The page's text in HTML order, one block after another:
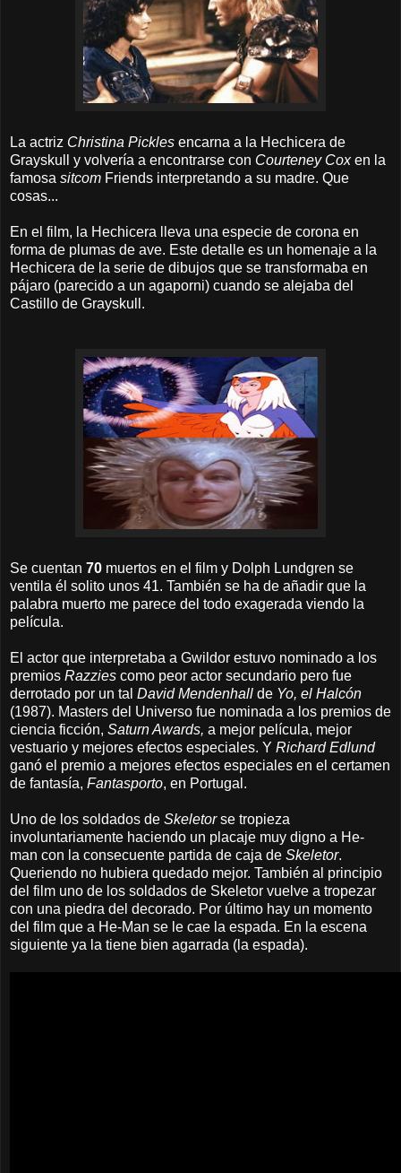
La actriz Christina Pickles encarna a la Hechicera de
Grayskull y volvería a encontrarse con Courteney Coxen la
famosa sitcom Friends interpretando a su madre. Que
cosas...
En el film, la Hechicera lleva una especie de corona en
forma de plumas de ave. Este detalle es un homenaje a la
Hechicera de la serie de dibujos que se transformaba en
pájaro (parecido a un agaporni) cuando se alejaba del
Castillo de Grayskull.
Se cuentan 70 muertos en el film y Dolph Lundgren se
ventila él solito unos 41. También se ha de añadir que la
palabra muerto me parece del todo exagerada viendo la
película.
El actor que interpretaba a Gwildor estuvo nominado a los
premios Razzies como peor actor secundario pero fue
derrotado por un tal David Mendenhall de Yo, el Halcón
(1987). Masters del Universo fue nominada a los premios de
ciencia ficción, Saturn Awards, a mejor película, mejor
vestuario y mejores efectos especiales. Y Richard Edlund
ganó el premio a mejores efectos especiales en el certamen
de fantasía, Fantasporto, en Portugal.
Uno de los soldados de Skeletorse tropieza
involuntariamente haciendo un placaje muy digno a He-
man con la consecuente partida de caja de Skeletor.
Queriendo no hubiera quedado mejor. También al principio
del film uno de los soldados de Skeletor vuelve a tropezar
con una piedra del decorado. Por último hay un momento
del film que a He-Man se le cae la espada. En la escena
siguiente ya la tiene bien agarrada (la espada).